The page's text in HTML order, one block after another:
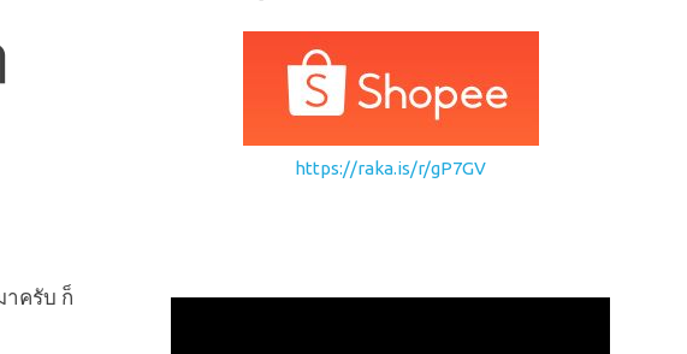
ครับ ก็
https://raka.is/r/gP7GV